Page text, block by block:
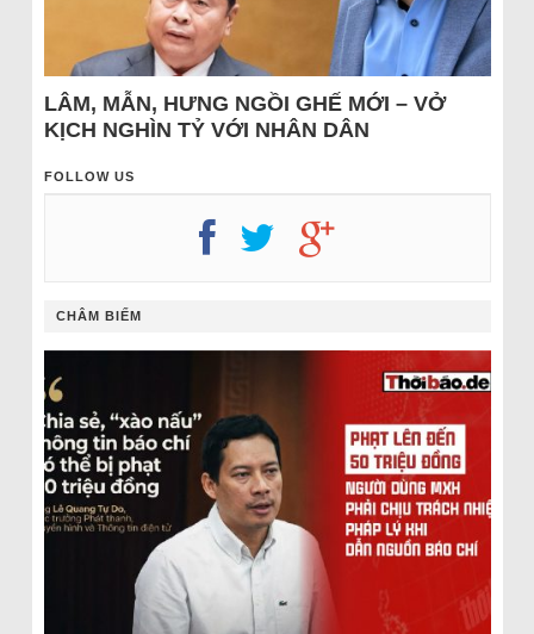
LÂM, MẪN, HƯNG NGỒI GHẾ MỚI – VỞ
KỊCH NGHÌN TỶ VỚI NHÂN DÂN
FOLLOW US
CHÂM BIẾM